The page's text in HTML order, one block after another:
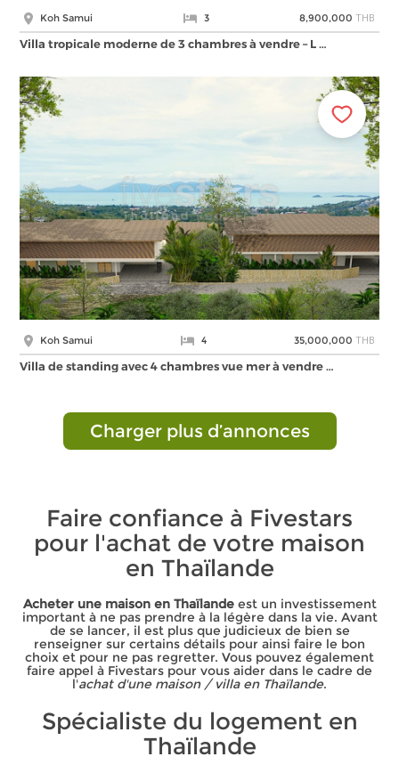
Koh Samui 3 8,900,000 THB
Villa tropicale moderne de 3 chambres à vendre – L …
Koh Samui 4 35,000,000 THB
Villa de standing avec 4 chambres vue mer à vendre …
Charger plus d’annonces
Faire confiance à Fivestars
pour l'achat de votre maison
en Thaïlande
Acheter une maison en Thaïlandeest un investissement
important à ne pas prendre à la légère dans la vie. Avant
de se lancer, il est plus que judicieux de bien se
renseigner sur certains détails pour ainsi faire le bon
choix et pour ne pas regretter. Vous pouvez également
faire appel à Fivestars pour vous aider dans le cadre de
l'achat d'une maison / villa en Thaïlande.
Spécialiste du logement en
Thaïlande